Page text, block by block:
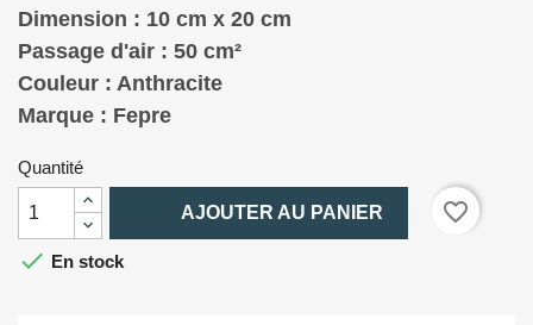
Dimension : 10 cm x 20 cm
Passage d'air : 50 cm²
Couleur : Anthracite
Marque : Fepre
Quantité
AJOUTER AU PANIER
favorite_border
 En stock